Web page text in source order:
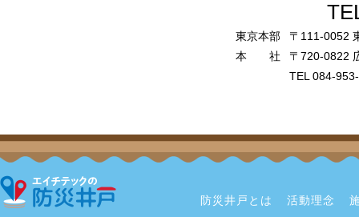
東京本部
本 社
〒111-0052
〒720-0822
TEL 084-
防災井戸とは 活動理念